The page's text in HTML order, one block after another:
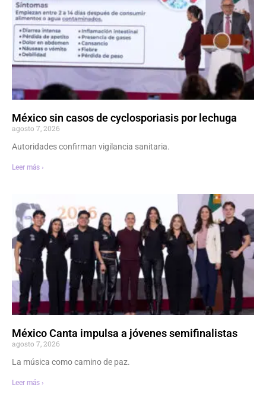
México sin casos de cyclosporiasis por lechuga
agosto 7, 2026
Autoridades confirman vigilancia sanitaria.
Leer más ›
México Canta impulsa a jóvenes semifinalistas
agosto 7, 2026
La música como camino de paz.
Leer más ›